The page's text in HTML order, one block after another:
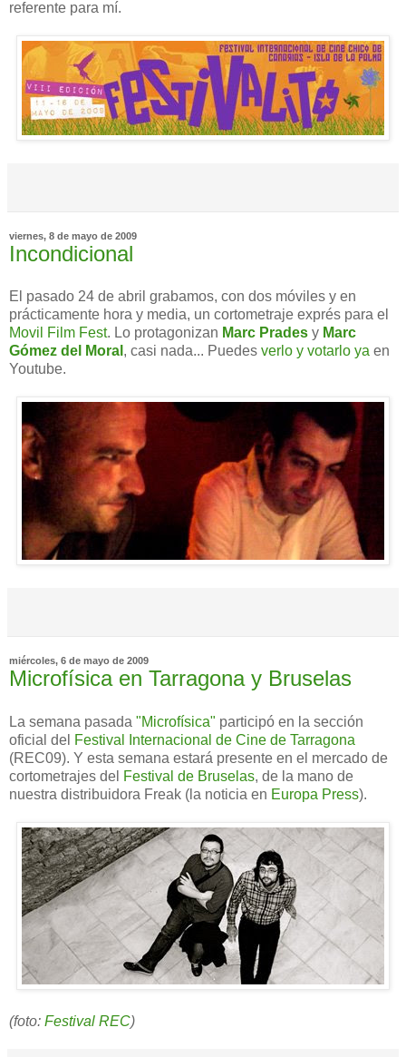
referente para mí.
viernes, 8 de mayo de 2009
Incondicional
El pasado 24 de abril grabamos, con dos móviles y en
prácticamente hora y media, un cortometraje exprés para el
Movil Film Fest. Lo protagonizan Marc Prades y Marc
Gómez del Moral , casi nada... Puedes verlo y votarlo ya en
Youtube.
miércoles, 6 de mayo de 2009
Microfísica en Tarragona y Bruselas
La semana pasada "Microfísica" participó en la sección
oficial del Festival Internacional de Cine de Tarragona
(REC09). Y esta semana estará presente en el mercado de
cortometrajes del Festival de Bruselas, de la mano de
nuestra distribuidora Freak (la noticia en Europa Press).
(foto: Festival REC)